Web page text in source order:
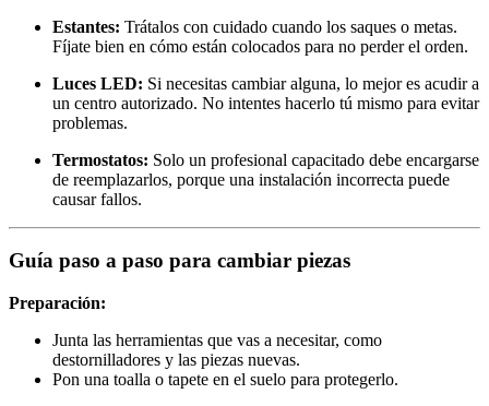
Estantes: Trátalos con cuidado cuando los saques o metas.
Fíjate bien en cómo están colocados para no perder el orden.
Luces LED: Si necesitas cambiar alguna, lo mejor es acudir a
un centro autorizado. No intentes hacerlo tú mismo para evitar
problemas.
Termostatos: Solo un profesional capacitado debe encargarse
de reemplazarlos, porque una instalación incorrecta puede
causar fallos.
Guía paso a paso para cambiar piezas
Preparación:
Junta las herramientas que vas a necesitar, como
destornilladores y las piezas nuevas.
Pon una toalla o tapete en el suelo para protegerlo.